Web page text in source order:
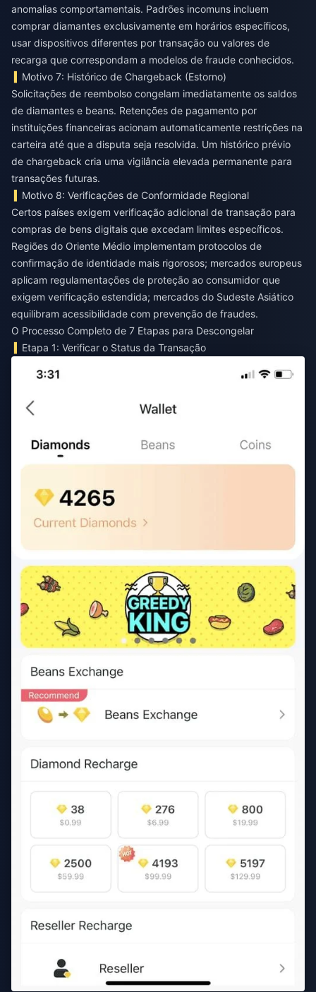
anomalias comportamentais. Padrões incomuns incluem
comprar diamantes exclusivamente em horários específicos,
usar dispositivos diferentes por transação ou valores de
recarga que correspondam a modelos de fraude conhecidos.
Motivo 7: Histórico de Chargeback (Estorno)
Solicitações de reembolso congelam imediatamente os saldos
de diamantes e beans. Retenções de pagamento por
instituições financeiras acionam automaticamente restrições na
carteira até que a disputa seja resolvida. Um histórico prévio
de chargeback cria uma vigilância elevada permanente para
transações futuras.
Motivo 8: Verificações de Conformidade Regional
Certos países exigem verificação adicional de transação para
compras de bens digitais que excedam limites específicos.
Regiões do Oriente Médio implementam protocolos de
confirmação de identidade mais rigorosos; mercados europeus
aplicam regulamentações de proteção ao consumidor que
exigem verificação estendida; mercados do Sudeste Asiático
equilibram acessibilidade com prevenção de fraudes.
O Processo Completo de 7 Etapas para Descongelar
Etapa 1: Verificar o Status da Transação